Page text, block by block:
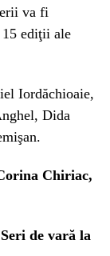
va fi
15 ediţii ale
Iordăchioaie,
Dida
Chiriac,
de vară la